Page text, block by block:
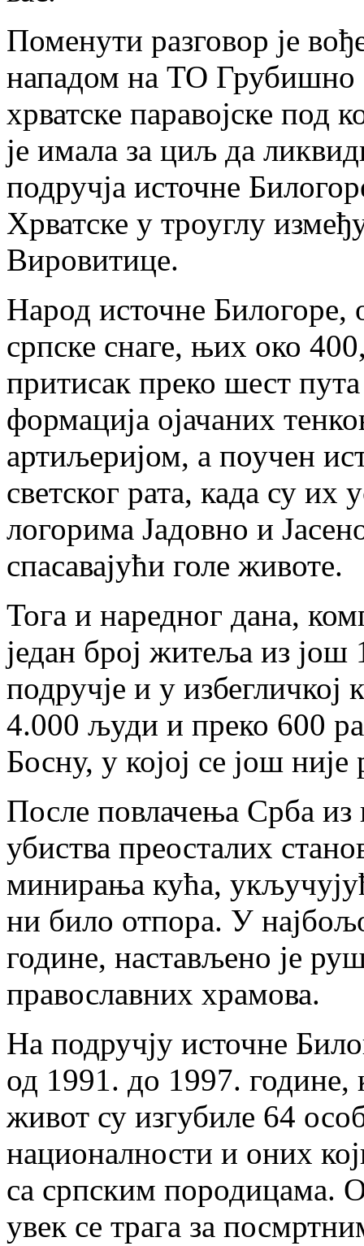
Поменути разговор је
нападом на ТО Грубишно
хрватске паравојске под
је имала за циљ да
подручја источне
Хрватске у троуглу
Вировитице.
Народ источне
српске снаге, њих око
притисак преко шест
формација ојачаних
артиљеријом, а поучен
светског рата, када су их
логорима Јадовно и
спасавајући голе животе.
Тога и наредног дана,
један број житеља из још
подручје и у избегличкој
4.000 људи и преко 600
Босну, у којој се још није
После повлачења Срба из
убиства преосталих
минирања кућа,
ни било отпора. У
године, настављено је
православних храмова.
На подручју источне
од 1991. до 1997. године,
живот су изгубиле 64
националности и оних
са српским породицама.
увек се трага за